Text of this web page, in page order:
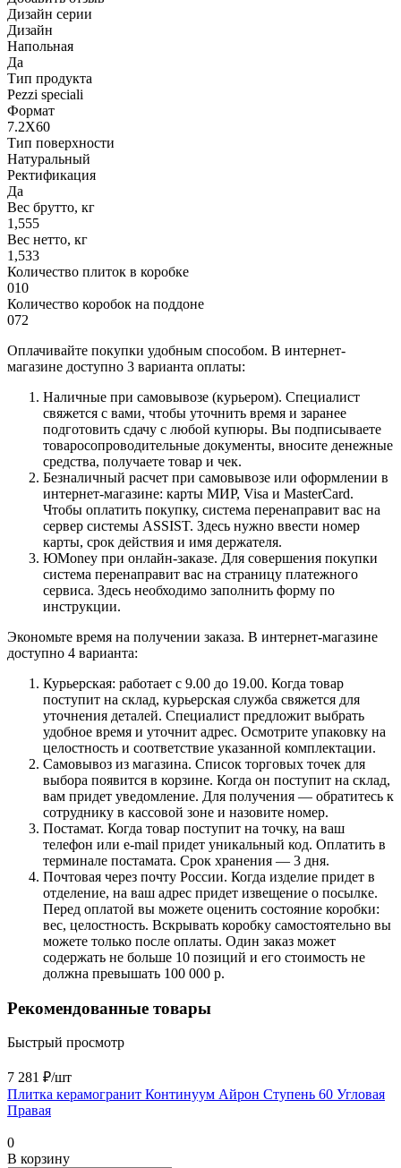
Дизайн серии
Дизайн
Напольная
Да
Тип продукта
Pezzi speciali
Формат
7.2X60
Тип поверхности
Натуральный
Ректификация
Да
Вес брутто, кг
1,555
Вес нетто, кг
1,533
Количество плиток в коробке
010
Количество коробок на поддоне
072
Оплачивайте покупки удобным способом. В интернет-
магазине доступно 3 варианта оплаты:
Наличные при самовывозе (курьером). Специалист
свяжется с вами, чтобы уточнить время и заранее
подготовить сдачу с любой купюры. Вы подписываете
товаросопроводительные документы, вносите денежные
средства, получаете товар и чек.
Безналичный расчет при самовывозе или оформлении в
интернет-магазине: карты МИР, Visa и MasterCard.
Чтобы оплатить покупку, система перенаправит вас на
сервер системы ASSIST. Здесь нужно ввести номер
карты, срок действия и имя держателя.
ЮMoney при онлайн-заказе. Для совершения покупки
система перенаправит вас на страницу платежного
сервиса. Здесь необходимо заполнить форму по
инструкции.
Экономьте время на получении заказа. В интернет-магазине
доступно 4 варианта:
Курьерская: работает с 9.00 до 19.00. Когда товар
поступит на склад, курьерская служба свяжется для
уточнения деталей. Специалист предложит выбрать
удобное время и уточнит адрес. Осмотрите упаковку на
целостность и соответствие указанной комплектации.
Самовывоз из магазина. Список торговых точек для
выбора появится в корзине. Когда он поступит на склад,
вам придет уведомление. Для получения — обратитесь к
сотруднику в кассовой зоне и назовите номер.
Постамат. Когда товар поступит на точку, на ваш
телефон или e-mail придет уникальный код. Оплатить в
терминале постамата. Срок хранения — 3 дня.
Почтовая через почту России. Когда изделие придет в
отделение, на ваш адрес придет извещение о посылке.
Перед оплатой вы можете оценить состояние коробки:
вес, целостность. Вскрывать коробку самостоятельно вы
можете только после оплаты. Один заказ может
содержать не больше 10 позиций и его стоимость не
должна превышать 100 000 р.
Рекомендованные товары
Быстрый просмотр
7 281 ₽/шт
Плитка керамогранит Континуум Айрон Ступень 60 Угловая
Правая
0
В корзину